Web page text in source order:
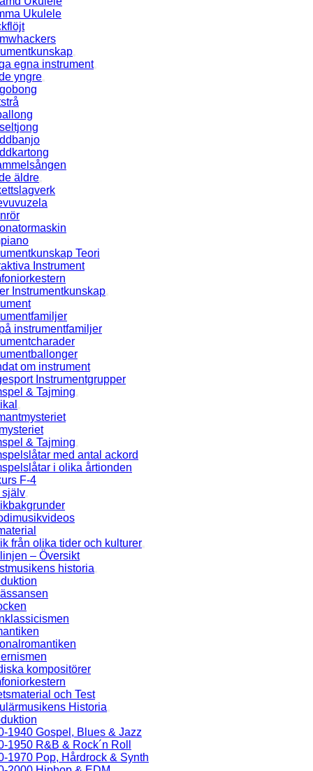
Ukulele
egna instrument
yngre
äldre
Teori
Instrument
Instrumentkunskap
instrumentfamiljer
om instrument
Instrumentgrupper
& Tajming
& Tajming
med antal ackord
i olika årtionden
F-4
själv
från olika tider och kulturer
– Översikt
historia
kompositörer
och Test
Historia
1940 Gospel, Blues & Jazz
1950 R&B & Rock´n Roll
1970 Pop, Hårdrock & Synth